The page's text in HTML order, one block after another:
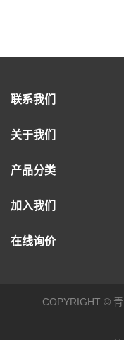
联系我们
关于我们
产品分类
加入我们
在线询价
COPYRIGHT ©